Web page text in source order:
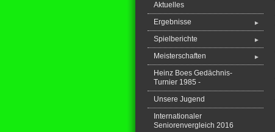
Aktuelles
Ergebnisse
►
Spielberichte ►
Meisterschaften ►
Heinz Boes Gedächnis-
Turnier 1985 -
Unsere Jugend
Internationaler
Seniorenvergleich 2016